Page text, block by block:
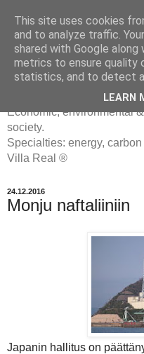
Economic, environmental
society.
Specialties: energy,
Villa Real ®
24.12.2016
Monju naftaliiniin
Japanin hallitus on
This site uses cookies
and to analyze traffic.
shared with Google
metrics to ensure quality
statistics, and to detect
LEARN